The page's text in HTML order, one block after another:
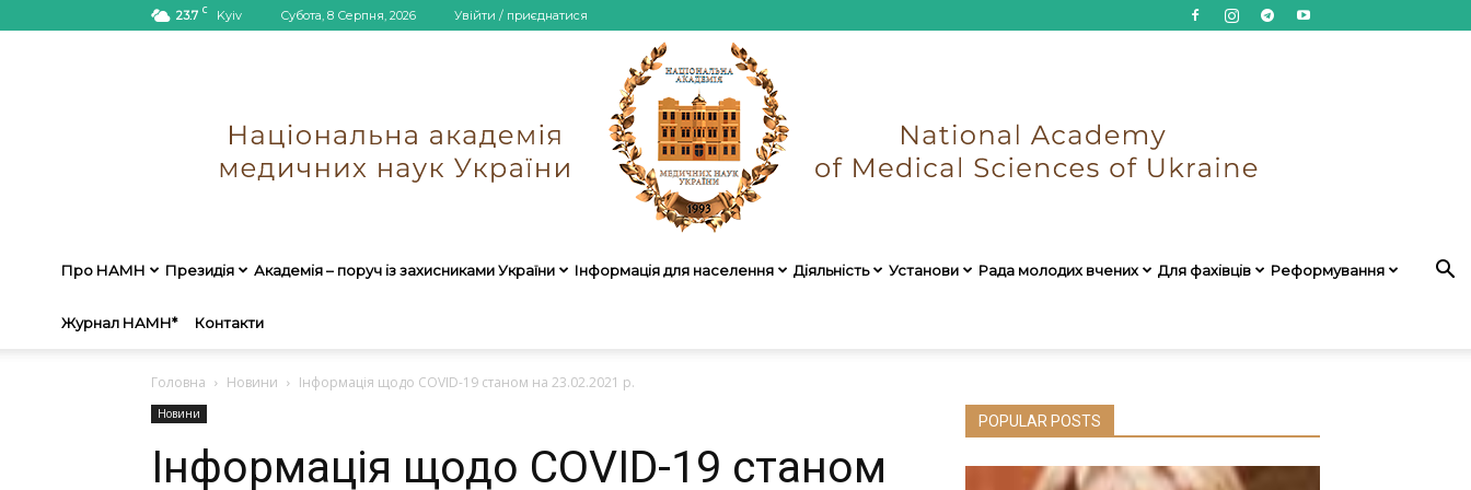
23.7 C Kyiv Субота, 8 Серпня, 2026 Увійти / приєднатися
України
Про НАМН Президія Академія – поруч із захисниками України Інформація для населення Діяльність Установи Рада молодих вчених Для фахівців Реформування
Журнал НАМН* Контакти
Головна Новини Інформація щодо COVID-19 станом на 23.02.2021 р.
Новини
Інформація щодо COVID-19 станом
POPULAR POSTS